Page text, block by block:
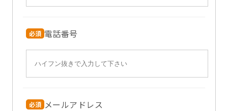
電話番号
必須
メールアドレス
必須